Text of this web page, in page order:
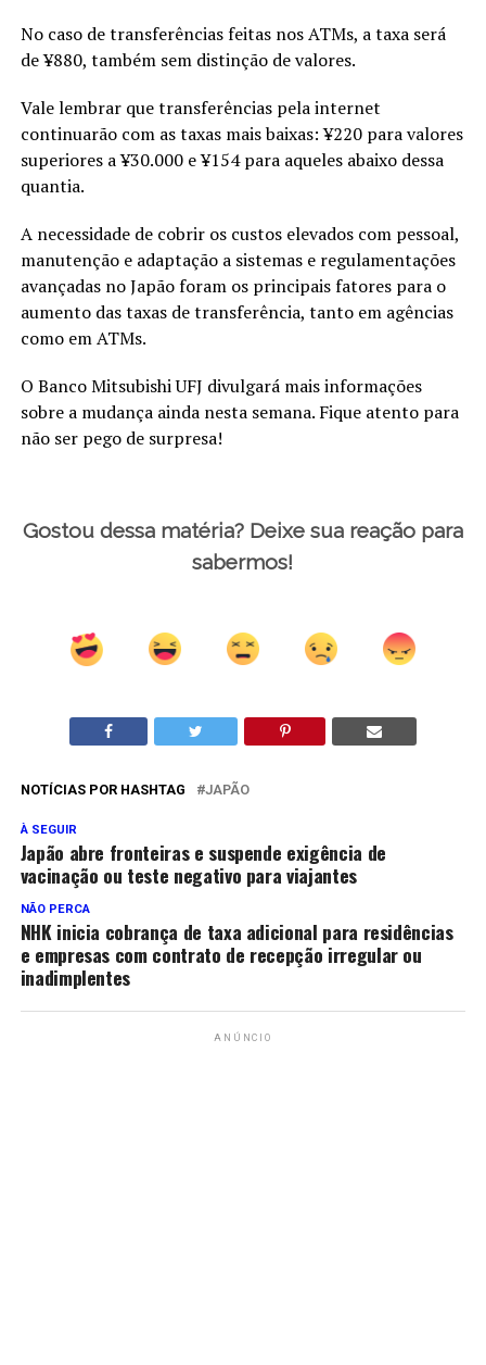
No caso de transferências feitas nos ATMs, a taxa será
de ¥880, também sem distinção de valores.
Vale lembrar que transferências pela internet
continuarão com as taxas mais baixas: ¥220 para valores
superiores a ¥30.000 e ¥154 para aqueles abaixo dessa
quantia.
A necessidade de cobrir os custos elevados com pessoal,
manutenção e adaptação a sistemas e regulamentações
avançadas no Japão foram os principais fatores para o
aumento das taxas de transferência, tanto em agências
como em ATMs.
O Banco Mitsubishi UFJ divulgará mais informações
sobre a mudança ainda nesta semana. Fique atento para
não ser pego de surpresa!
Gostou dessa matéria? Deixe sua reação para
sabermos!
NOTÍCIAS POR HASHTAG JAPÃO
À SEGUIR
Japão abre fronteiras e suspende exigência de
vacinação ou teste negativo para viajantes
NÃO PERCA
NHK inicia cobrança de taxa adicional para residências
e empresas com contrato de recepção irregular ou
inadimplentes
ANÚNCIO